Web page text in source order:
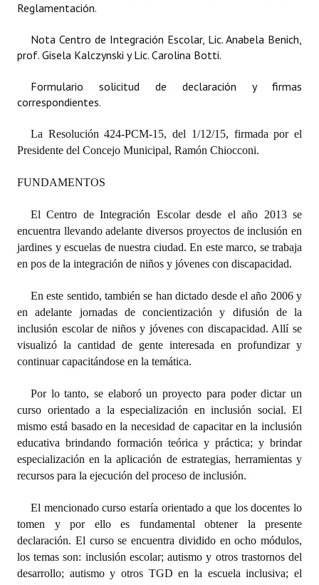
Organigrama
DOCUMENTOS
Proyectos Presentados
Dictámenes Asesoría Letrada
Ejecución Presupuestaria
Actas de Audiencias Públicas
Comunicaciones
Declaraciones
Resoluciones de Presidencia
INSTITUCIONAL
Antiguos Pobladores
Registros y Distinciones
Datos Históricos
Premio al Mérito - Registro
Reglamentación.
Nota Centro de Integración Escolar, Lic. Anabela Benich,
prof. Gisela Kalczynski y Lic. Carolina Botti.
Formulario solicitud de declaración y firmas
correspondientes.
La Resolución 424-PCM-15, del 1/12/15, firmada por el
Presidente del Concejo Municipal, Ramón Chiocconi.
FUNDAMENTOS
El Centro de Integración Escolar desde el año 2013 se
encuentra llevando adelante diversos proyectos de inclusión en
jardines y escuelas de nuestra ciudad. En este marco, se trabaja
en pos de la integración de niños y jóvenes con discapacidad.
En este sentido, también se han dictado desde el año 2006 y
en adelante jornadas de concientización y difusión de la
inclusión escolar de niños y jóvenes con discapacidad. Allí se
visualizó la cantidad de gente interesada en profundizar y
continuar capacitándose en la temática.
Por lo tanto, se elaboró un proyecto para poder dictar un
curso orientado a la especialización en inclusión social. El
mismo está basado en la necesidad de capacitar en la inclusión
educativa brindando formación teórica y práctica; y brindar
especialización en la aplicación de estrategias, herramientas y
recursos para la ejecución del proceso de inclusión.
El mencionado curso estaría orientado a que los docentes lo
tomen y por ello es fundamental obtener la presente
declaración. El curso se encuentra dividido en ocho módulos,
los temas son: inclusión escolar; autismo y otros trastornos del
desarrollo; autismo y otros TGD en la escuela inclusiva; el